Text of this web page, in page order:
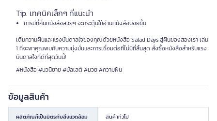
Tip. เทคนิคเล็กๆ ที่แนะนำ
การมีที่คั่นหนังสือสวยๆ จะกระตุ้นให้อ่านหนังสือบ่อยขึ้น
เติมความฝันและแรงบันดาลใจของคุณด้วยหนังสือ Salad Days สู่ฝันของสองเรา เล่ม
1 ที่จะพาคุณพบกับความมุ่งมั่นและการเชื่อมต่อที่ไม่มีที่สิ้นสุด สั่งซื้อหนังสือสำหรับแรง
บันดาลใจที่ดีที่สุดวันนี้!
#หนังสือ #นวนิยาย #บัลเลต์ #มวย #ความฝัน
ข้อมูลสินค้า
ผลิตภัณฑ์เป็นมิตรกับสิ่งแวดล้อม สินค้าทั่วไป